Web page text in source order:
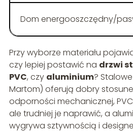
Dom energooszczędny/
Przy wyborze materiału
czy lepiej postawić na drzwi
PVC, czy aluminium?
Martom) oferują dobry
odporności mechanicznej,
ale trudniej je naprawić, a
wygrywa sztywnością i